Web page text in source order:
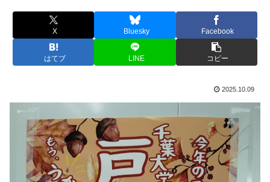
X Bluesky Facebook
はてブ LINE コピー
2025.10.09